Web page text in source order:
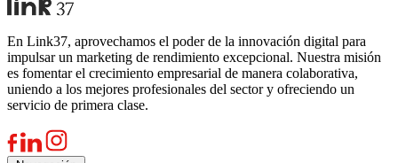
En Link37, aprovechamos el poder de la innovación digital para
impulsar un marketing de rendimiento excepcional. Nuestra misión
es fomentar el crecimiento empresarial de manera colaborativa,
uniendo a los mejores profesionales del sector y ofreciendo un
servicio de primera clase.